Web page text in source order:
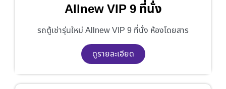
Allnew VIP 9 ที่นั่ง
รถตู้เช่ารุ่นใหม่ Allnew VIP 9 ที่นั่ง ห้องโดยสาร
ดูรายละเอียด